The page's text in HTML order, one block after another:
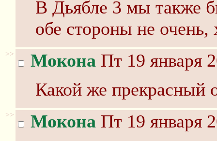
В Дьябле 3 мы также
обе стороны не
>> Мокона Пт 19 января
Какой же прекрасный
>> Мокона Пт 19 января